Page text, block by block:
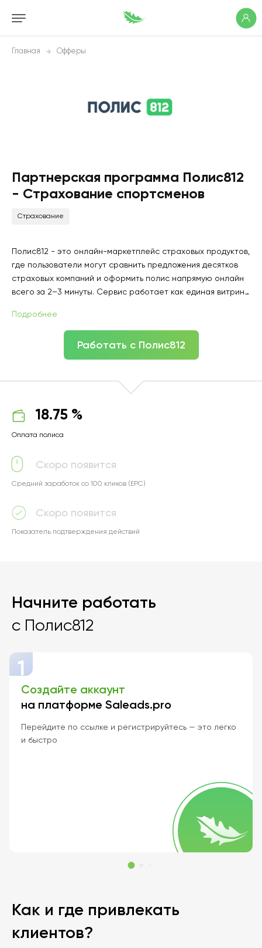
Главная Офферы
Партнерская программа Полис812
- Страхование спортсменов
Страхование
Полис812 - это онлайн-маркетплейс страховых продуктов,
где пользователи могут сравнить предложения десятков
страховых компаний и оформить полис напрямую онлайн
всего за 2–3 минуты. Сервис работает как единая витрина
выбирает оптимальный вариант без навязанных услуг,
визитов в офис и скрытых комиссий. Полис812 помогает
оформить страховку быстрее и выгоднее, чем при покупке
напрямую у страховой компании.
Подробнее
Работать с Полис812
18.75 %
Оплата полиса
Скоро появится
Средний заработок со 100 кликов (EPC)
Скоро появится
Показатель подтверждения действий
Начните работать
с Полис812
1
Создайте аккаунт
на платформе Saleads.pro
Перейдите по ссылке и регистрируйтесь — это легко
и быстро
Как и где привлекать
клиентов?